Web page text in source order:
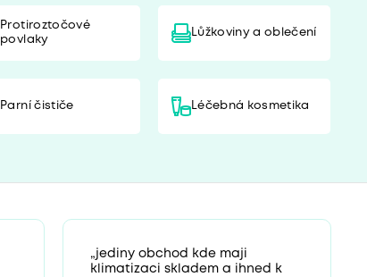
Protiroztočové
povlaky
Lůžkoviny a oblečení
Parní čističe Léčebná kosmetika
„jediny obchod kde maji
klimatizaci skladem a ihned k